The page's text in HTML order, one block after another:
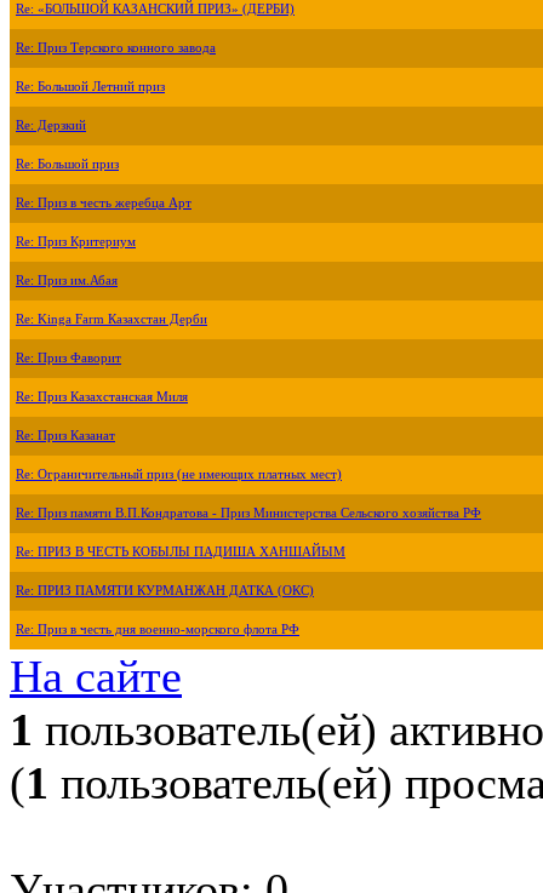
Re: «БОЛЬШОЙ КАЗАНСКИЙ ПРИЗ» (ДЕРБИ)
Re: Приз Терского конного завода
Re: Большой Летний приз
Re: Дерзкий
Re: Большой приз
Re: Приз в честь жеребца Арт
Re: Приз Критериум
Re: Приз им.Абая
Re: Kinga Farm Казахстан Дерби
Re: Приз Фаворит
Re: Приз Казахстанская Миля
Re: Приз Казанат
Re: Ограничительный приз (не имеющих платных мест)
Re: Приз памяти В.П.Кондратова - Приз Министерства Сельского хозяйства РФ
Re: ПРИЗ В ЧЕСТЬ КОБЫЛЫ ПАДИША ХАНШАЙЫМ
Re: ПРИЗ ПАМЯТИ КУРМАНЖАН ДАТКА (ОКС)
Re: Приз в честь дня военно-морского флота РФ
На сайте
1 пользователь(ей) активно
(1 пользователь(ей)